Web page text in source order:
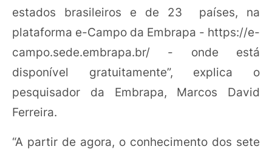
estados brasileiros e de 23 países, na
plataforma e-Campo da Embrapa - https://e-
campo.sede.embrapa.br/ - onde está
disponível gratuitamente”, explica o
pesquisador da Embrapa, Marcos David
Ferreira.
“A partir de agora, o conhecimento dos sete